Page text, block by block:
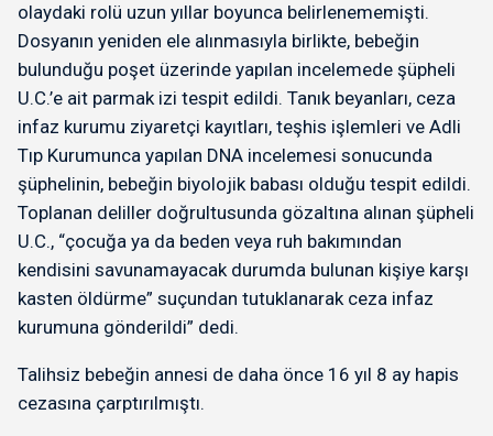
olaydaki rolü uzun yıllar boyunca belirlenememişti.
Dosyanın yeniden ele alınmasıyla birlikte, bebeğin
bulunduğu poşet üzerinde yapılan incelemede şüpheli
U.C.’e ait parmak izi tespit edildi. Tanık beyanları, ceza
infaz kurumu ziyaretçi kayıtları, teşhis işlemleri ve Adli
Tıp Kurumunca yapılan DNA incelemesi sonucunda
şüphelinin, bebeğin biyolojik babası olduğu tespit edildi.
Toplanan deliller doğrultusunda gözaltına alınan şüpheli
U.C., “çocuğa ya da beden veya ruh bakımından
kendisini savunamayacak durumda bulunan kişiye karşı
kasten öldürme” suçundan tutuklanarak ceza infaz
kurumuna gönderildi” dedi.
Talihsiz bebeğin annesi de daha önce 16 yıl 8 ay hapis
cezasına çarptırılmıştı.